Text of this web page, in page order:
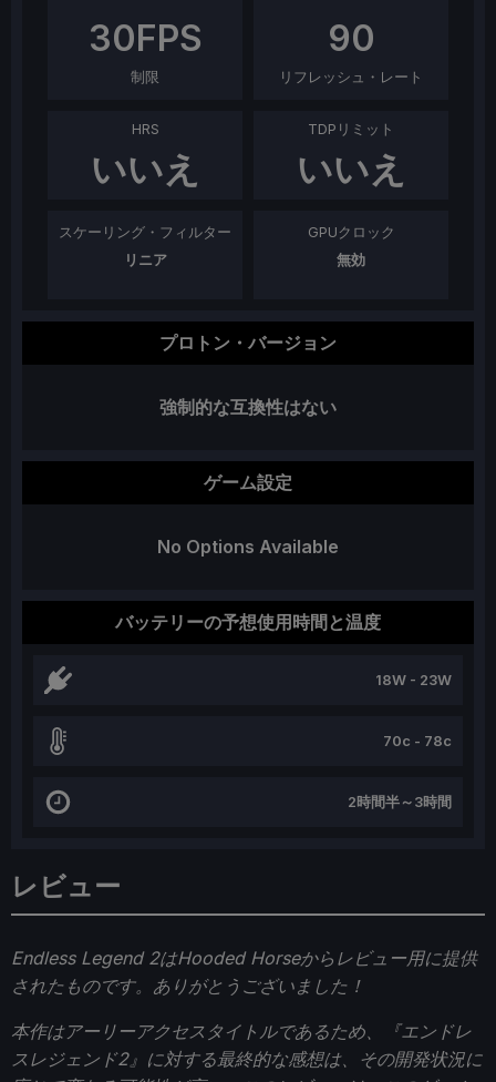
レビュー
Endless Legend 2はHooded Horseからレビュー用に提供
されたものです。ありがとうございました！
本作はアーリーアクセスタイトルであるため、『エンドレ
スレジェンド2』に対する最終的な感想は、その開発状況に
30FPS
制限
90
リフレッシュ・レート
HRS
いいえ
TDPリミット
いいえ
スケーリング・フィルター
リニア
GPUクロック
無効
プロトン・バージョン
強制的な互換性はない
ゲーム設定
No Options Available
バッテリーの予想使用時間と温度
18W - 23W
70c - 78c
2時間半～3時間